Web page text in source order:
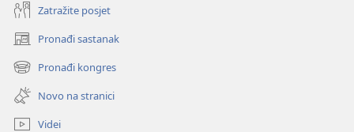
Zatražite posjet
Pronađi sastanak
(otvara
se
novi
prozor)
Pronađi kongres
(otvara
se
novi
prozor)
Novo na stranici
Videi